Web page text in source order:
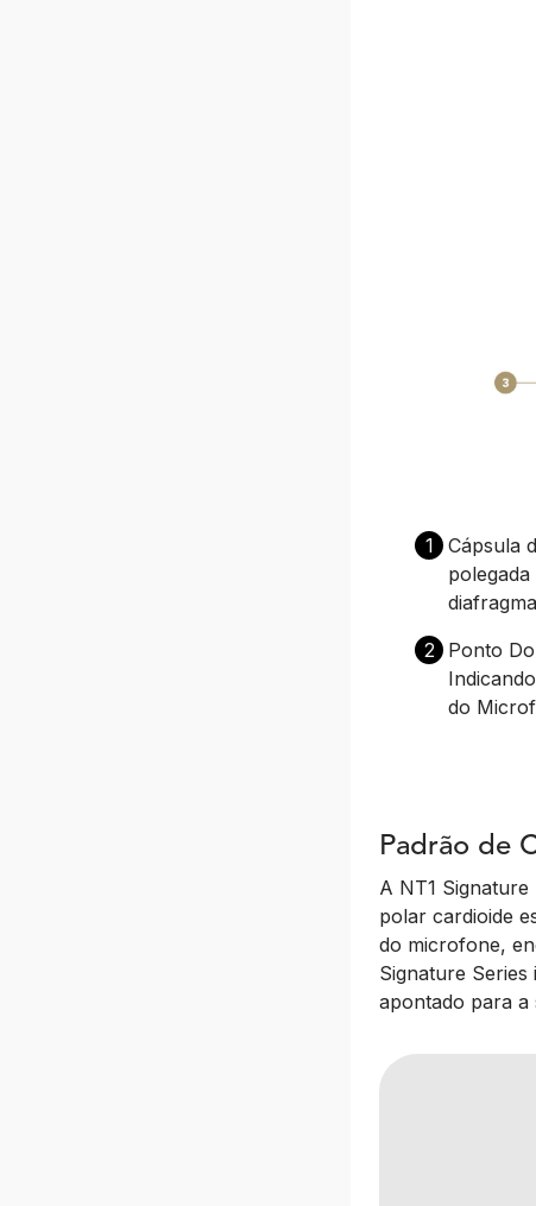
1
Cápsula
2
Ponto
do
Padrão de
A NT1
polar cardioide
do microfone,
Signature
apontado para a